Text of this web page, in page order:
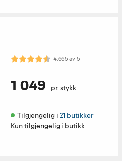
Karakter: 4.7 av 5 mulige
4.665av5
1 049 pr. stykk
Tilgjengelig i 21 butikker
Kun tilgjengelig i butikk